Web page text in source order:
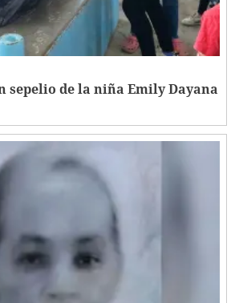
sepelio de la niña Emily Dayana